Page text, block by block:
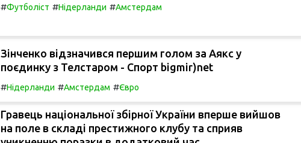
#Футболіст #Нідерланди #Амстердам
Зінченко відзначився першим голом за Аякс у
поєдинку з Телстаром - Спорт bigmir)net
#Нідерланди #Амстердам #Євро
Гравець національної збірної України вперше вийшов
на поле в складі престижного клубу та сприяв